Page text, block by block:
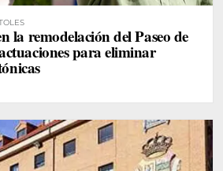
la remodelación del Paseo de
para eliminar